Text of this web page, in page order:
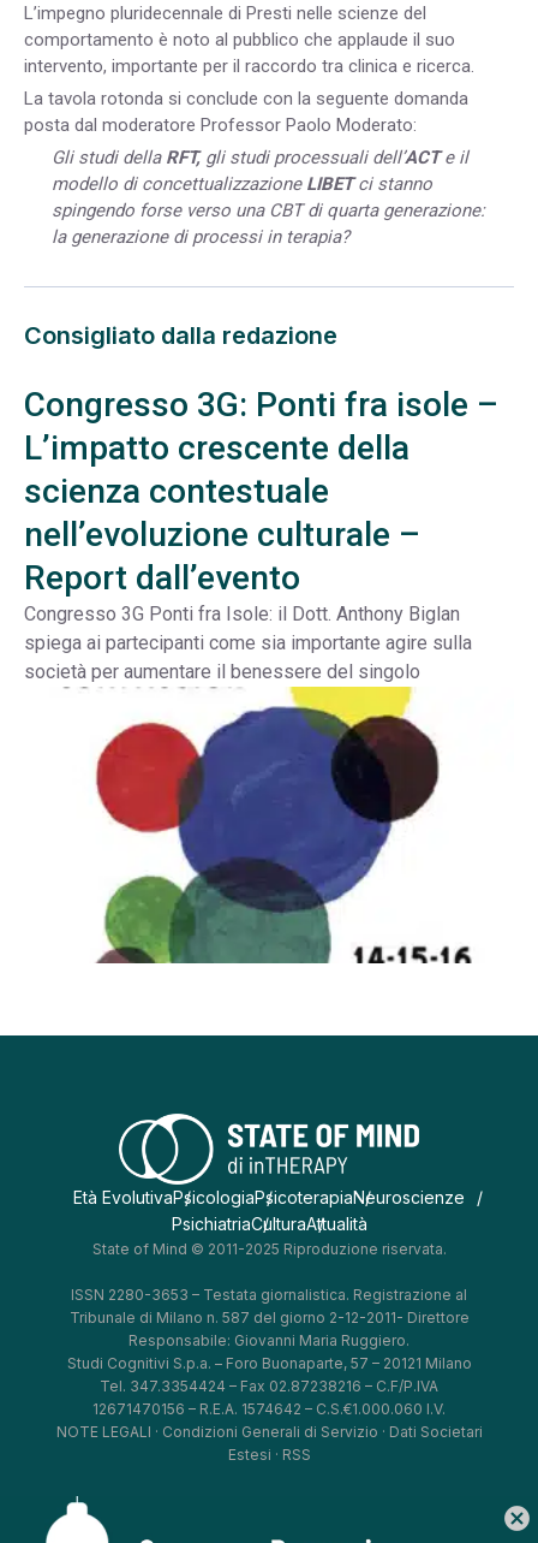
L’impegno pluridecennale di Presti nelle scienze del
comportamento è noto al pubblico che applaude il suo
intervento, importante per il raccordo tra clinica e ricerca.
La tavola rotonda si conclude con la seguente domanda
posta dal moderatore Professor Paolo Moderato:
Gli studi della RFT,gli studi processuali dell’ACTe il
modello di concettualizzazione LIBETci stanno
spingendo forse verso una CBT di quarta generazione:
la generazione di processi in terapia?
Consigliato dalla redazione
Congresso 3G: Ponti fra isole –
L’impatto crescente della
scienza contestuale
nell’evoluzione culturale –
Report dall’evento
Congresso 3G Ponti fra Isole: il Dott. Anthony Biglan
spiega ai partecipanti come sia importante agire sulla
società per aumentare il benessere del singolo
Età EvolutivaPsicologiaPsicoterapiaNeuroscienze
PsichiatriaCulturaAttualità
State of Mind © 2011-2025 Riproduzione riservata.
ISSN 2280-3653 – Testata giornalistica. Registrazione al
Tribunale di Milano n. 587 del giorno 2-12-2011- Direttore
Responsabile: Giovanni Maria Ruggiero.
Studi Cognitivi S.p.a. – Foro Buonaparte, 57 – 20121 Milano
Tel. 347.3354424 – Fax 02.87238216 – C.F/P.IVA
12671470156 – R.E.A. 1574642 – C.S.€1.000.060 I.V.
NOTE LEGALI · Condizioni Generali di Servizio · Dati Societari
Estesi · RSS
cancel